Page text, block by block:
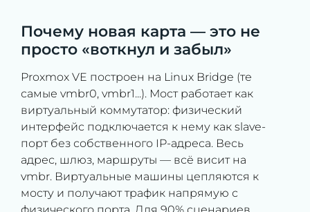
Почему новая карта — это не
просто «воткнул и забыл»
Proxmox VE построен на Linux Bridge (те
самые vmbr0, vmbr1...). Мост работает как
виртуальный коммутатор: физический
интерфейс подключается к нему как slave-
порт без собственного IP-адреса. Весь
адрес, шлюз, маршруты — всё висит на
vmbr. Виртуальные машины цепляются к
мосту и получают трафик напрямую с